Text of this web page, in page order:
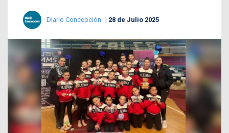
Diario Concepción 28 de Julio 2025